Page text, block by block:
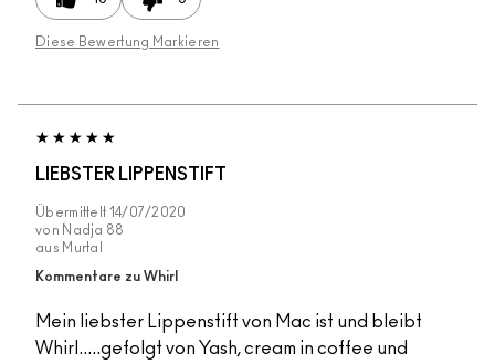
Diese Bewertung Markieren
LIEBSTER LIPPENSTIFT
Übermittelt 14/07/2020
von Nadja 88
aus Murtal
Kommentare zu Whirl
Mein liebster Lippenstift von Mac ist und bleibt
Whirl.....gefolgt von Yash, cream in coffee und